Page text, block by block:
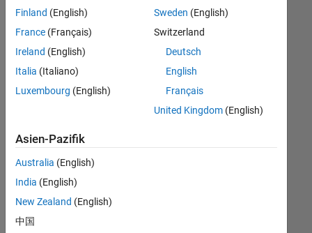
Suchkriterien
weiter
fassen
oder
alle
Stellenangebote
anzeigen .
noch
keine
offenen
Stellen
können,
Finland (English)
France (Français)
Ireland (English)
Italia (Italiano)
Luxembourg (English)
Sweden (English)
Switzerland
Deutsch
English
Français
United Kingdom(English)
Asien-Pazifik
Australia (English)
India (English)
New Zealand (English)
中国